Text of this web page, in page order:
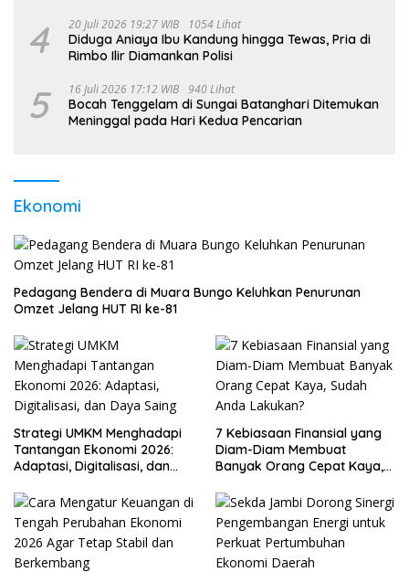
4 20 Juli 2026 19:27 WIB 1054 Lihat
Diduga Aniaya Ibu Kandung hingga Tewas, Pria di
Rimbo Ilir Diamankan Polisi
5 16 Juli 2026 17:12 WIB 940 Lihat
Bocah Tenggelam di Sungai Batanghari Ditemukan
Meninggal pada Hari Kedua Pencarian
Ekonomi
Pedagang Bendera di Muara Bungo Keluhkan Penurunan
Omzet Jelang HUT RI ke-81
Strategi UMKM Menghadapi
Tantangan Ekonomi 2026:
Adaptasi, Digitalisasi, dan
7 Kebiasaan Finansial yang
Diam-Diam Membuat
Banyak Orang Cepat Kaya,